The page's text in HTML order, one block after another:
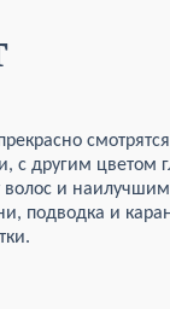
с другим цветом
и
подводка и